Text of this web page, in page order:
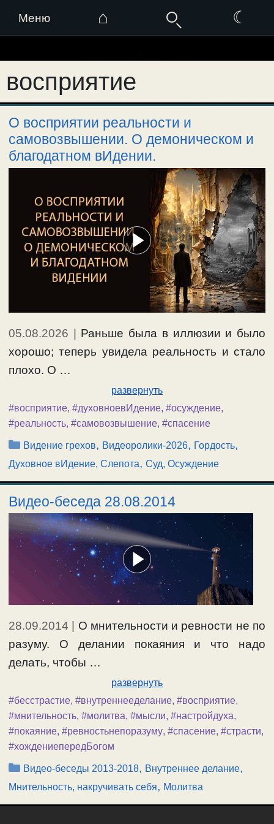
Меню ⌂ ☾
к
содержимому
восприятие
О восприятии реальности и
самовозвышении. О демоническом и
благодатном вИдении.
05.08.2026 | Раньше была в иллюзии и было
хорошо; теперь увидела реальность и стало
плохо. О …
развернуть
#восприятие, #духовноевИдение, #осуждение,
#реальность, #самовозвышение, #спасение
Рубрики
Видение грехов, Видеоролики-2026, Гордость,
Духовное вИдение, Слепота, Суд, Осуждение
Видео-беседа 28.08.2014
28.09.2014
О мнительности и ревности не по
разуму. О делании покаяния и что надо
делать, чтобы …
развернуть
#бесстрастие, #внутреннееделание, #восприятие,
#мнительность, #молитва, #мысли, #настройдуха,
#покаяние, #ревностьнепоразуму, #спасение, #страсти,
#хождениепередБогом
Рубрики
Видео-беседы 2013-2018, Внутреннее делание,
Мнительность, накручивать себя, Молитва